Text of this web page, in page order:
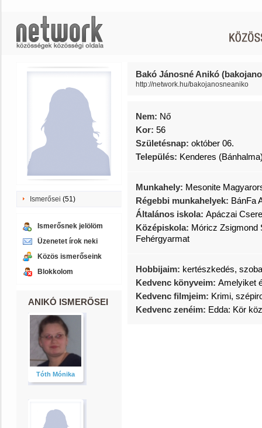
Ismerősei (51)
Ismerősnek jelölöm
Üzenetet írok neki
Közös ismerőseink
Blokkolom
ANIKÓ ISMERŐSEI
Tóth Mónika
Bakó Jánosné Anikó
http://network.hu/bakojanosneaniko
Nem: Nő
Kor: 56
Születésnap: október 06.
Település: Kenderes
Munkahely: Mesonite
Régebbi munkahelyek: BánFa
Általános iskola: Apáczai
Középiskola: Móricz Zsigmond
Fehérgyarmat
Hobbijaim: kertészkedés,
Kedvenc könyveim: Amelyiket
Kedvenc filmjeim: Krimi,
Kedvenc zenéim: Edda: Kör